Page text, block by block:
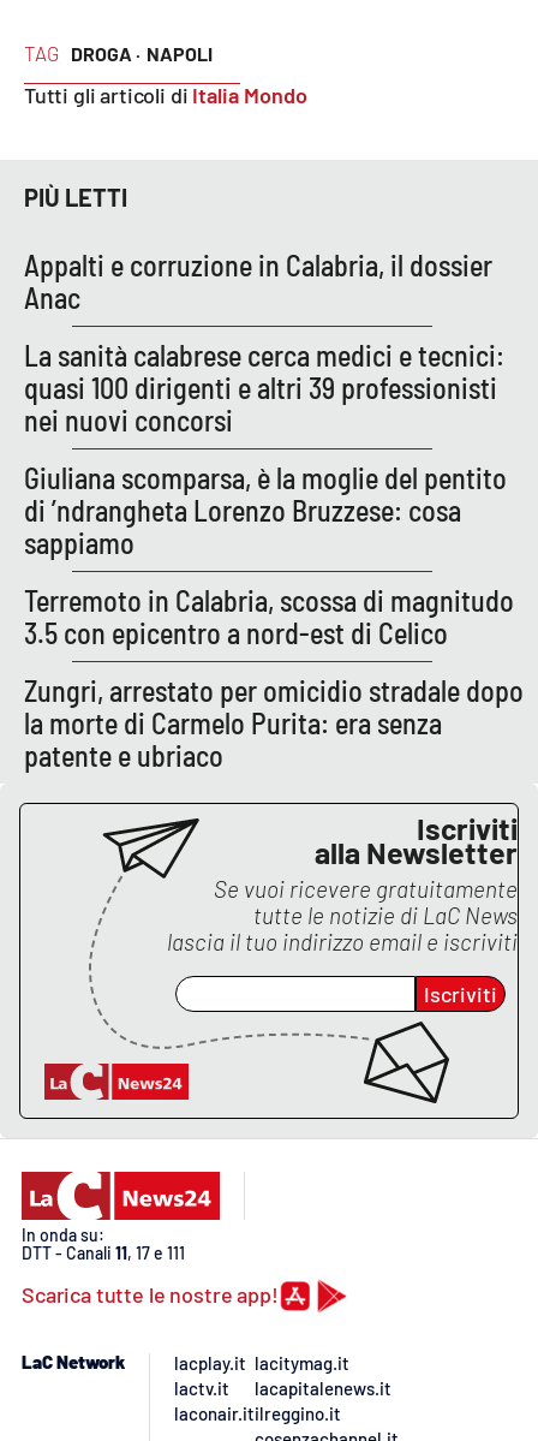
Vibo Valentia
Lamezia Terme
PROGETTI
SPECIALI
Buona Sanità Calabria
LA
CALABRIAVISIONE
Destinazioni
Eventi
Food
Storie
NETWORK
Lacplay.it
Lactv.it
Laconair.it
Lacitymag.it
Ilreggino.it
Catanzarochannel.it
TAG DROGA · NAPOLI
Tutti gli articoli di Italia Mondo
PIÙ LETTI
Appalti e corruzione in Calabria, il dossier
Anac
La sanità calabrese cerca medici e tecnici:
quasi 100 dirigenti e altri 39 professionisti
nei nuovi concorsi
Giuliana scomparsa, è la moglie del pentito
di ’ndrangheta Lorenzo Bruzzese: cosa
sappiamo
Terremoto in Calabria, scossa di magnitudo
3.5 con epicentro a nord-est di Celico
Zungri, arrestato per omicidio stradale dopo
la morte di Carmelo Purita: era senza
patente e ubriaco
Iscriviti
alla Newsletter
Se vuoi ricevere gratuitamente
tutte le notizie di LaC News
lascia il tuo indirizzo email e iscriviti
Iscriviti
In onda su:
DTT - Canali 11, 17 e 111
Scarica tutte le nostre app!
LaC Network
lacplay.it
lactv.it
laconair.it
lacitymag.it
lacapitalenews.it
ilreggino.it